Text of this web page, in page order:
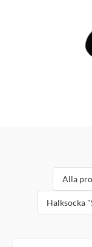
Alla
Halksocka